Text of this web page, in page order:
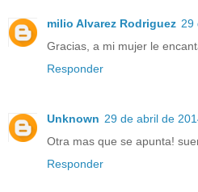
milio Alvarez Rodriguez 29
Gracias, a mi mujer le
Responder
Unknown 29 de abril de
Otra mas que se apunta!
Responder